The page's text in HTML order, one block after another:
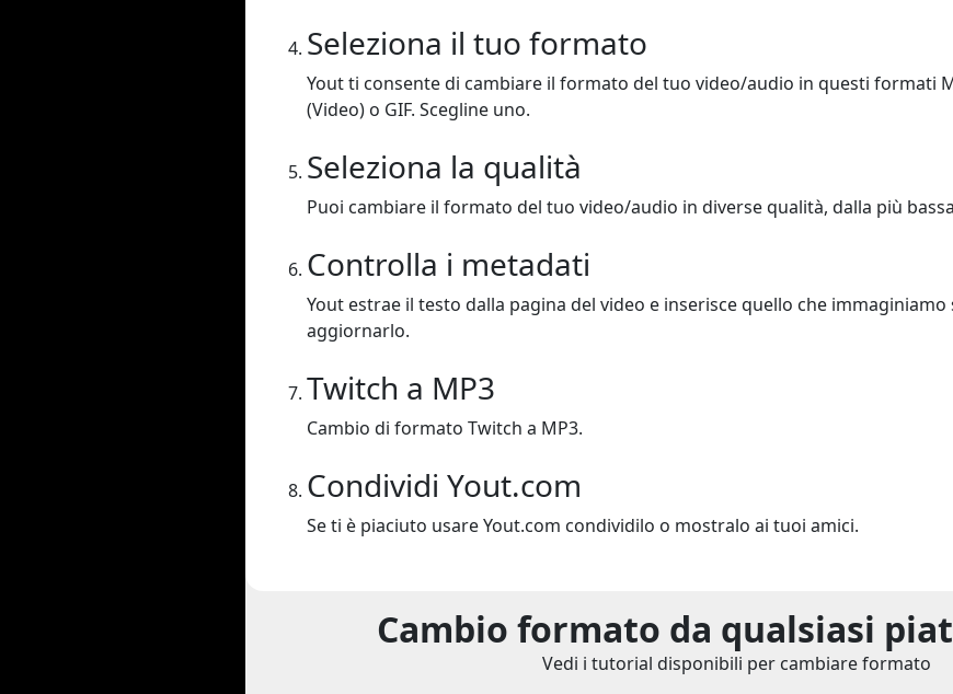
Seleziona il tuo formato
Yout ti consente di cambiare il formato del tuo video/audio in questi formati
(Video) o GIF. Scegline uno.
Seleziona la qualità
Puoi cambiare il formato del tuo video/audio in diverse qualità, dalla più
Controlla i metadati
Yout estrae il testo dalla pagina del video e inserisce quello che
aggiornarlo.
Twitch a MP3
Cambio di formato Twitch a MP3.
Condividi Yout.com
Se ti è piaciuto usare Yout.com condividilo o mostralo ai tuoi amici.
Cambio formato da qualsiasi
Vedi i tutorial disponibili per cambiare formato